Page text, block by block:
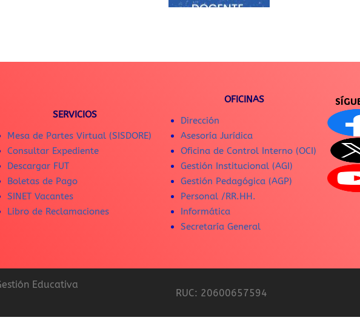
SERVICIOS
Mesa de Partes Virtual (SISDORE)
Consultar Expediente
Descargar FUT
Boletas de Pago
SINET Vacantes
Libro de Reclamaciones
OFICINAS
Dirección
Asesoría Jurídica
Oficina de Control Interno (OCI)
Gestión Institucional (AGI)
Gestión Pedagógica (AGP)
Personal /RR.HH.
Informática
Secretaría General
Educativa
RUC: 20600657594